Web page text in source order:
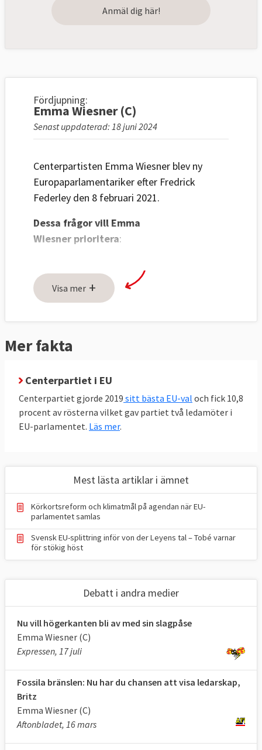
Anmäl dig här!
Fördjupning:
Emma Wiesner (C)
Senast uppdaterad: 18 juni 2024
Centerpartisten Emma Wiesner blev ny
Europaparlamentariker efter Fredrick
Federley den 8 februari 2021.
Dessa frågor vill Emma
Wiesner prioritera:
Kommande energiförslag om förnybara
utsläppsrätter
identifiera miljömässigt hållbara
investeringar
Minska användningen av antibiotika i
lantbruket
Källa:Intervju med Europaportalen.
Visa mer +
Mer fakta
Centerpartiet i EU
Centerpartiet gjorde 2019 sitt bästa EU-val och fick 10,8
procent av rösterna vilket gav partiet två ledamöter i
EU-parlamentet. Läs mer.
Mest lästa artiklar i ämnet
Körkortsreform och klimatmål på agendan när EU-
parlamentet samlas
Svensk EU-splittring inför von der Leyens tal – Tobé varnar
för stökig höst
Debatt i andra medier
Nu vill högerkanten bli av med sin slagpåse
Emma Wiesner (C)
Expressen, 17 juli
Fossila bränslen: Nu har du chansen att visa ledarskap,
Britz
Emma Wiesner (C)
Aftonbladet, 16 mars